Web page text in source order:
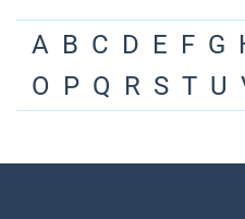
A B C D E F G
O P Q R S T U